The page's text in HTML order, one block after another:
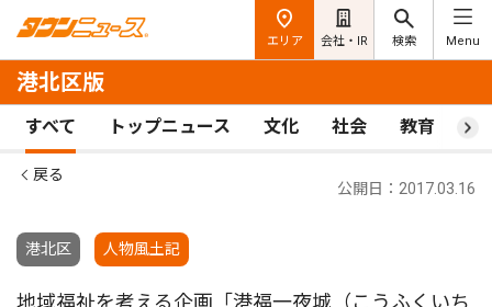
エリア 会社・IR 検索 Menu
港北区版
すべて トップニュース 文化 社会 教育 ス
戻る
港北区 人物風土記
公開日：2017.03.16
地域福祉を考える企画「港福一夜城（こうふくいち